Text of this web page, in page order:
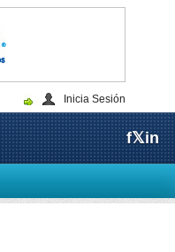
Inicia Sesión
f𝕏in